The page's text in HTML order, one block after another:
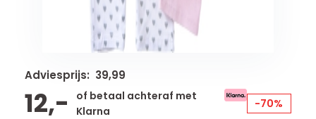
Schommelstoelen en wipstoeltjes
Adviesprijs: 39,99
12,-
of betaal achteraf met
Klarna
-70%